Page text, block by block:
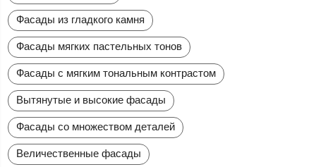
Фасады из гладкого камня
Фасады мягких пастельных тонов
Фасады с мягким тональным контрастом
Вытянутые и высокие фасады
Фасады со множеством деталей
Величественные фасады